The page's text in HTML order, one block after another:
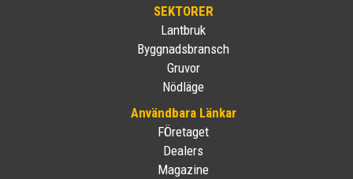
SEKTORER
Lantbruk
Byggnadsbransch
Gruvor
Nödläge
Användbara Länkar
FÖretaget
Dealers
Magazine